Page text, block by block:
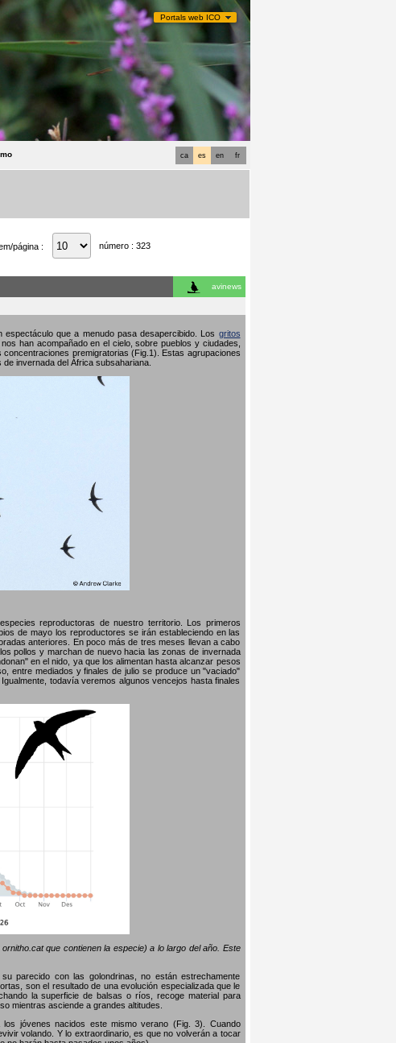
Portals web ICO
fr
en
es
ca
página : número : 323
avinews
que a menudo pasa desapercibido. Los gritos
han acompañado en el cielo, sobre pueblos y ciudades,
premigratorias (Fig.1). Estas agrupaciones
invernada del África subsahariana.
reproductoras de nuestro territorio. Los primeros
de mayo los reproductores se irán estableciendo en las
anteriores. En poco más de tres meses llevan a cabo
pollos y marchan de nuevo hacia las zonas de invernada
en el nido, ya que los alimentan hasta alcanzar pesos
entre mediados y finales de julio se produce un "vaciado"
todavía veremos algunos vencejos hasta finales
que contienen la especie) a lo largo del año. Este
parecido con las golondrinas, no están estrechamente
son el resultado de una evolución especializada que le
la superficie de balsas o ríos, recoge material para
mientras asciende a grandes altitudes.
jóvenes nacidos este mismo verano (Fig. 3). Cuando
volando. Y lo extraordinario, es que no volverán a tocar